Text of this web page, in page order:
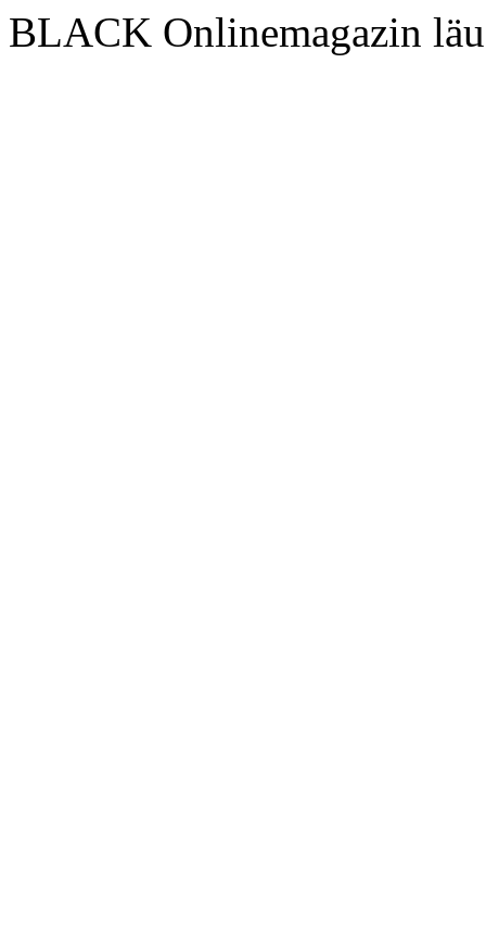
BLACK Onlinemagazin